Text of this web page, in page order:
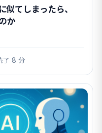
似てしまったら、
か
了 8 分